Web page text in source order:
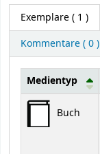
Exemplare( 1 )
Kommentare ( 0 )
Exemplare
Medientyp
Buch